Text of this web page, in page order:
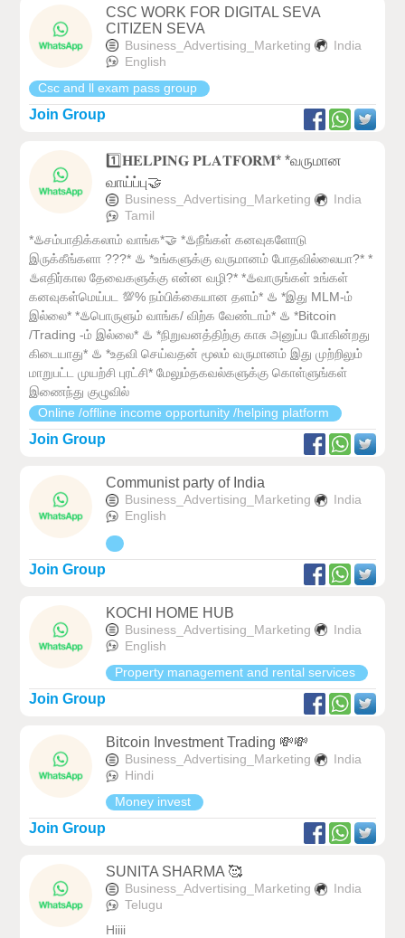
CSC WORK FOR DIGITAL SEVA
CITIZEN SEVA
Business_Advertising_Marketing
India
English
Csc and ll exam pass group
Join Group
1️⃣𝐇𝐄𝐋𝐏𝐈𝐍𝐆 𝐏𝐋𝐀𝐓𝐅𝐎𝐑𝐌* *வருமான
வாய்ப்பு🤝
Business_Advertising_Marketing
India
Tamil
*♨️சம்பாதிக்கலாம் வாங்க*🤝 *♨️நீங்கள் கனவுகளோடு
இருக்கீங்களா ???* ♨️ *உங்களுக்கு வருமானம் போதவில்லையா?* *
♨️எதிர்கால தேவைகளுக்கு என்ன வழி?* *♨️வாருங்கள் உங்கள்
கனவுகள்மெய்பட 💯% நம்பிக்கையான தளம்* ♨️ *இது MLM-ம்
இல்லை* *♨️பொருளும் வாங்க/ விற்க வேண்டாம்* ♨️ *Bitcoin
/Trading -ம் இல்லை* ♨️ *நிறுவனத்திற்கு காசு அனுப்ப போகின்றது
கிடையாது* ♨️ *உதவி செய்வதன் மூலம் வருமானம் இது முற்றிலும்
மாறுபட்ட முயற்சி புரட்சி* மேலும்தகவல்களுக்கு கொள்ளுங்கள்
இணைந்து குழுவில்
Online /offline income opportunity /helping platform
Join Group
Communist party of India
Business_Advertising_Marketing
India
English
Join Group
KOCHI HOME HUB
Business_Advertising_Marketing
India
English
Property management and rental services
Join Group
Bitcoin Investment Trading 💸💸
Business_Advertising_Marketing
India
Hindi
Money invest
Join Group
SUNITA SHARMA 🥰
Business_Advertising_Marketing
India
Telugu
Hiiii